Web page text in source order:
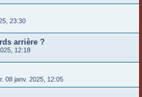
23:30
arrière ?
12:18
08 janv. 2025, 12:05